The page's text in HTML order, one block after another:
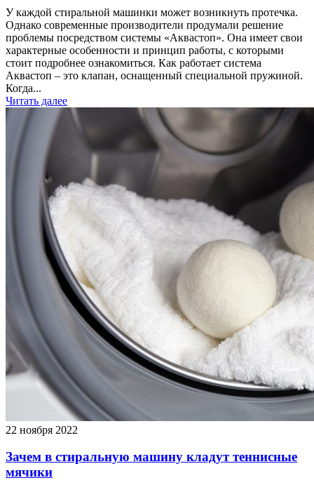
У каждой стиральной машинки может возникнуть протечка.
Однако современные производители продумали решение
проблемы посредством системы «Аквастоп». Она имеет свои
характерные особенности и принцип работы, с которыми
стоит подробнее ознакомиться. Как работает система
Аквастоп – это клапан, оснащенный специальной пружиной.
Когда...
Читать далее
22 ноября 2022
Зачем в стиральную машину кладут теннисные
мячики